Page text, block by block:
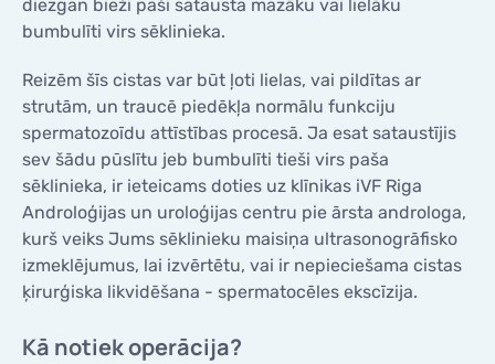
diezgan bieži paši satausta mazāku vai lielāku
bumbulīti virs sēklinieka.
Reizēm šīs cistas var būt ļoti lielas, vai pildītas ar
strutām, un traucē piedēkļa normālu funkciju
spermatozoīdu attīstības procesā. Ja esat sataustījis
sev šādu pūslītu jeb bumbulīti tieši virs paša
sēklinieka, ir ieteicams doties uz klīnikas iVF Riga
Androloģijas un uroloģijas centru pie ārsta androloga,
kurš veiks Jums sēklinieku maisiņa ultrasonogrāfisko
izmeklējumus, lai izvērtētu, vai ir nepieciešama cistas
ķirurģiska likvidēšana - spermatocēles ekscīzija.
Kā notiek operācija?